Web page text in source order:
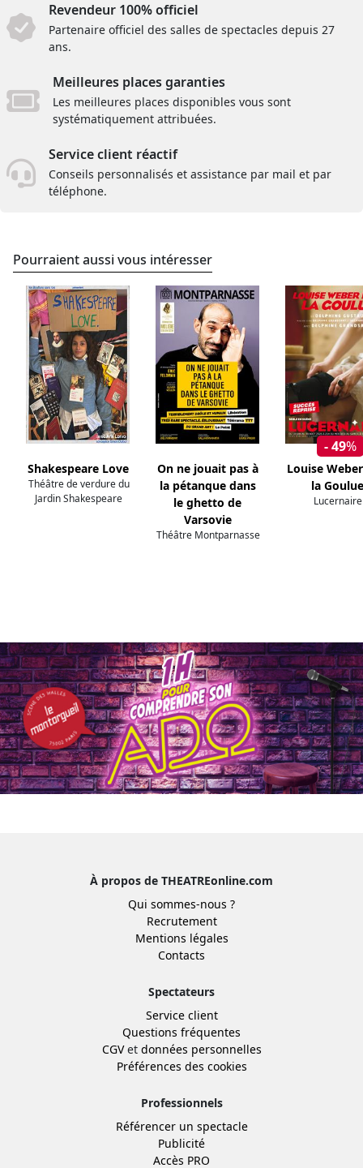
Revendeur 100% officiel
Partenaire officiel des salles de spectacles depuis 27
ans.
Meilleures places garanties
Les meilleures places disponibles vous sont
systématiquement attribuées.
Service client réactif
Conseils personnalisés et assistance par mail et par
téléphone.
Pourraient aussi vous intéresser
Shakespeare Love
Théâtre de verdure du
Jardin Shakespeare
On ne jouait pas à
la pétanque dans
le ghetto de
Varsovie
Théâtre Montparnasse
- 49%
Louise
la Goulue
Lucernaire
À propos de THEATREonline.com
Qui sommes-nous ?
Recrutement
Mentions légales
Contacts
Spectateurs
Service client
Questions fréquentes
CGVet données personnelles
Préférences des cookies
Professionnels
Référencer un spectacle
Publicité
Accès PRO